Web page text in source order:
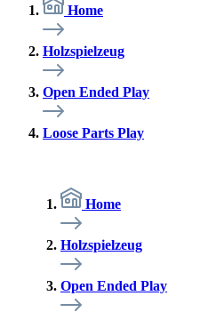
Home
Holzspielzeug
Open Ended Play
Loose Parts Play
Home
Holzspielzeug
Open Ended Play